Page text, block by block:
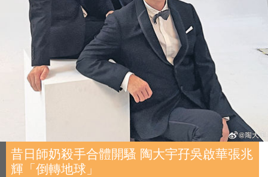
昔日師奶殺手合體開騷 陶大宇孖吳啟華張兆
輝「倒轉地球」